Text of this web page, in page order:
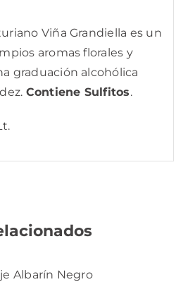
Viña Grandiella es un
aromas florales y
graduación alcohólica
Contiene Sulfitos.
/